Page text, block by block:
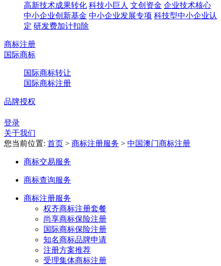
高新技术成果转化 科技小巨人 文创资金 企业技术核心
中小企业创新基金 中小企业发展专项 科技型中小企业认
定 研发费加计扣除
商标注册
国际商标
国际商标转让
国际商标注册
品牌授权
登录
关于我们
您当前位置: 首页 > 商标注册服务 > 中国澳门商标注册
商标交易服务
商标查询服务
商标注册服务
权齐商标注册套餐
尚享商标保险注册
国际商标保险注册
知名商标品牌申请
注册方案推荐
受理集体商标注册